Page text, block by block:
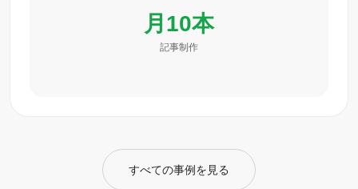
月10本
記事制作
すべての事例を見る